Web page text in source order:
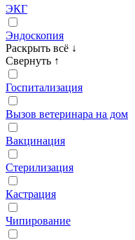
ЭКГ
Эндоскопия
Раскрыть всё ↓
Свернуть ↑
Госпитализация
Вызов ветеринара на дом
Вакцинация
Стерилизация
Кастрация
Чипирование